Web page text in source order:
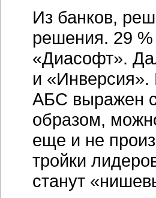
Из банков,
решения. 29
«Диасофт».
и
АБС выражен
образом,
еще и не
тройки
станут